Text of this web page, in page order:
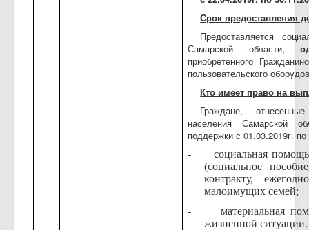
Срок предоставления
Предоставляется
Самарской области,
приобретенного
пользовательского
Кто имеет право на
Граждане,
населения Самарской
поддержки с 01.03.2019г.
-
социальная
(социальное
контракту,
малоимущих семей;
-
материальная
жизненной ситуации.